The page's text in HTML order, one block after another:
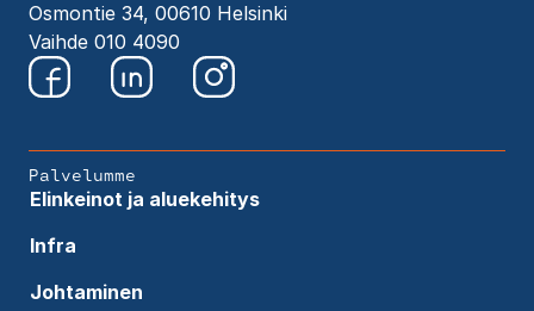
Osmontie 34, 00610 Helsinki
Vaihde 010 4090
Palvelumme
Elinkeinot ja aluekehitys
Infra
Johtaminen